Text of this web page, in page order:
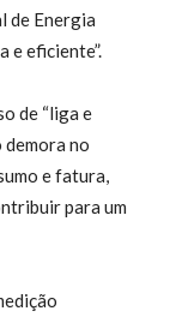
de Energia
e eficiente”.
de “liga e
demora no
e fatura,
para um